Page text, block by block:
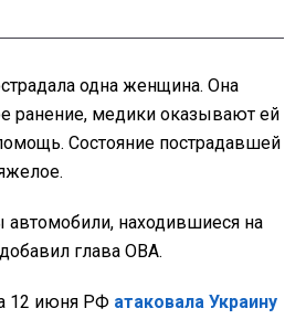
одна женщина. Она
ранение, медики оказывают ей
Состояние пострадавшей
находившиеся на
глава ОВА.
12 июня РФ атаковала Украину